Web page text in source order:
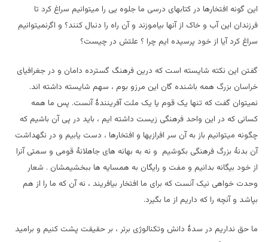
این گونه افتخارها در کتابهای درسی ما جلوه یی را میتوانیم سراغ کرد تا
فرزندان این آب و خاک از آنها بیاموزند و آن راه را دنبال کنند؟ و اگرنمیتوانیم
سراغ کرد آیا از خود پرسیده ایم چرا ؟ علتش در چیست؟
گفتن این نکته شایسته است که درین فرهنگ گسترده دامان و در جغرافیای
خراسان بزرگ همه باشنده گان این مرزو بوم ، سهم شایسته داشته اند.
نمیتوان گفت که تنها یک قوم یا یک ملت آفرینندۀ آنست. پس ما همه
کسانی که در این واحد فرهنگی زیست داشته ایم ، باید در پی آن باشیم که
چگونه میتوانیم باز به آن سر افرازیها و افتخارها ، دست یابیم و در نگهداشت
آن بدنۀ بزرگ فرهنگی بکوشیم و نه به بهانه های جاهلانۀ قومی و سمتی آنرا
از خود بیگانه بدانیم و مفت و رایگان به همسایه ها ببخشیمشان . شعار
وحدت خواهی نیک آنست که برای ما افتخار بیافریند ، نه آن که ما را از هم
بپاشد و آنچه را که داریم از ما بگیرد.
ما حق نداریم در سدۀ دانش وتکنالوژی برتر ، بر حقیقت پشت کنیم و برامید